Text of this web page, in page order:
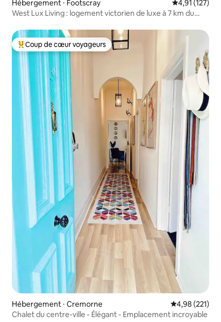
Hébergement ⋅ Footscray Évaluation
4,91 (127)
West Lux Living : logement victorien de luxe à 7 km du
Coups de cœur voyageurs les plus appréciés
Coup de cœur voyageurs
Hébergement ⋅ Cremorne Évaluation
4,98 (221)
Chalet du centre-ville - Élégant - Emplacement incroyable